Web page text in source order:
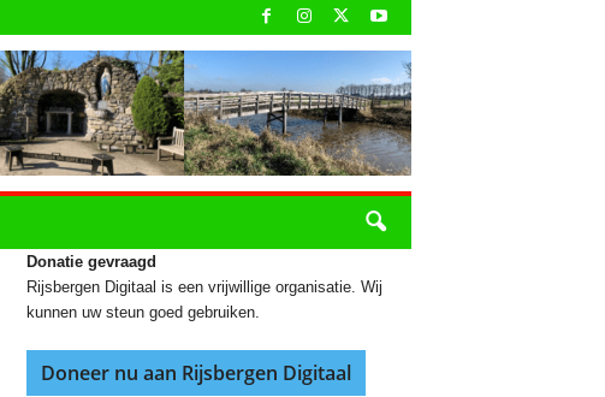
Donatie gevraagd
Rijsbergen Digitaal is een vrijwillige organisatie. Wij
kunnen uw steun goed gebruiken.
Doneer nu aan Rijsbergen Digitaal